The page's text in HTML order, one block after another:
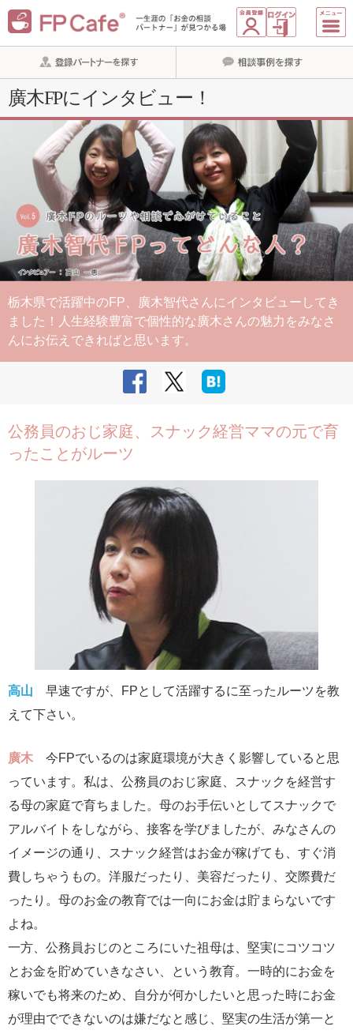
廣木FPにインタビュー！
栃木県で活躍中のFP、廣木智代さんにインタビューしてき
ました！人生経験豊富で個性的な廣木さんの魅力をみなさ
んにお伝えできればと思います。
公務員のおじ家庭、スナック経営ママの元で育
ったことがルーツ
高山
早速ですが、FPとして活躍するに至ったルーツを教
えて下さい。
廣木
今FPでいるのは家庭環境が大きく影響していると思
っています。私は、公務員のおじ家庭、スナックを経営す
る母の家庭で育ちました。母のお手伝いとしてスナックで
アルバイトをしながら、接客を学びましたが、みなさんの
イメージの通り、スナック経営はお金が稼げても、すぐ消
費しちゃうもの。洋服だったり、美容だったり、交際費だ
ったり。母のお金の教育では一向にお金は貯まらないです
よね。
一方、公務員おじのところにいた祖母は、堅実にコツコツ
とお金を貯めていきなさい、という教育。一時的にお金を
稼いでも将来のため、自分が何かしたいと思った時にお金
が理由でできないのは嫌だなと感じ、堅実の生活が第一と